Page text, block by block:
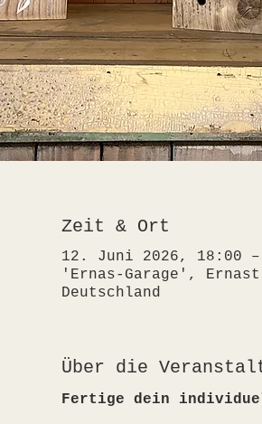
Zeit & Ort
12. Juni 2026, 18:00
'Ernas-Garage',
Deutschland
Über die
Fertige dein